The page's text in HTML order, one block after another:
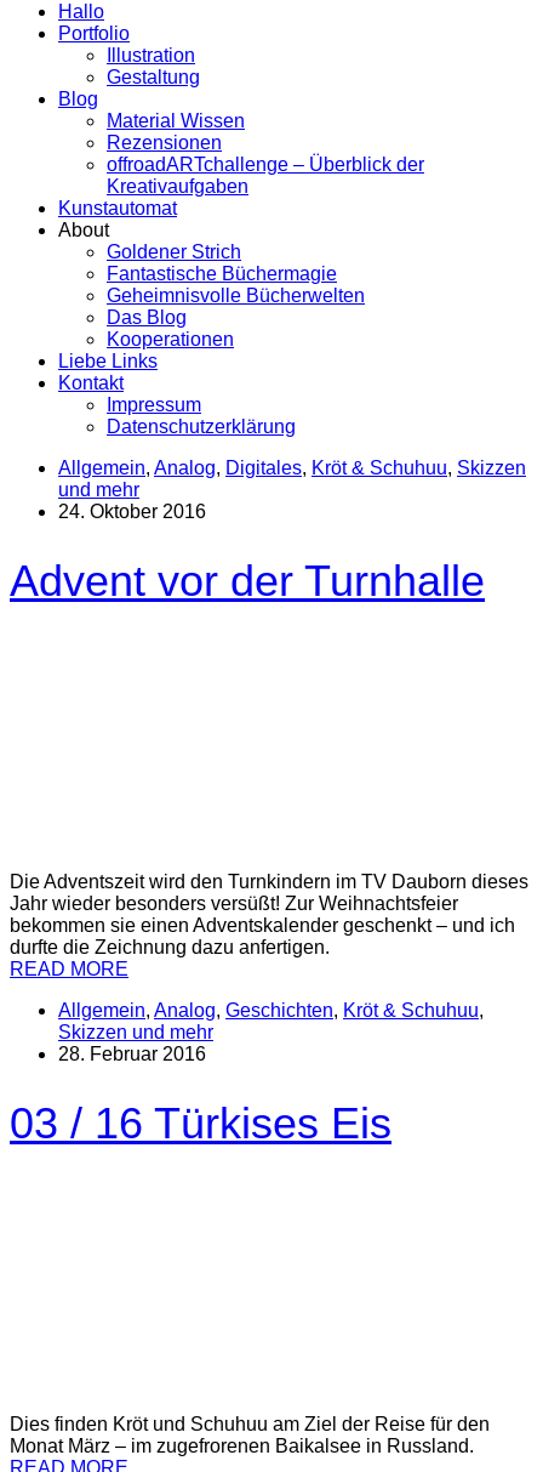
Hallo
Portfolio
Illustration
Gestaltung
Blog
Material Wissen
Rezensionen
offroadARTchallenge – Überblick der
Kreativaufgaben
Kunstautomat
About
Goldener Strich
Fantastische Büchermagie
Geheimnisvolle Bücherwelten
Das Blog
Kooperationen
Liebe Links
Kontakt
Impressum
Datenschutzerklärung
Allgemein, Analog, Digitales, Kröt & Schuhuu, Skizzen
und mehr
24. Oktober 2016
Advent vor der Turnhalle
Die Adventszeit wird den Turnkindern im TV Dauborn dieses
Jahr wieder besonders versüßt! Zur Weihnachtsfeier
bekommen sie einen Adventskalender geschenkt – und ich
durfte die Zeichnung dazu anfertigen.
READ MORE
Allgemein, Analog, Geschichten, Kröt & Schuhuu,
Skizzen und mehr
28. Februar 2016
03 / 16 Türkises Eis
Dies finden Kröt und Schuhuu am Ziel der Reise für den
Monat März – im zugefrorenen Baikalsee in Russland.
READ MORE